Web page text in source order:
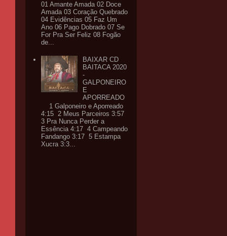
01 Amante Amada 02 Doce
Amada 03 Coração Quebrado
04 Evidências 05 Faz Um
Ano 06 Pago Dobrado 07 Se
For Pra Ser Feliz 08 Fogão
de...
BAIXAR CD
BAITACA 2020
-
GALPONEIRO
E
APORREADO
1 Galponeiro e Aporreado
4:15 2 Meus Parceiros 3:57
3 Pra Nunca Perder a
Essência 4:17 4 Campeando
Fandango 3:17 5 Estampa
Xucra 3:3...